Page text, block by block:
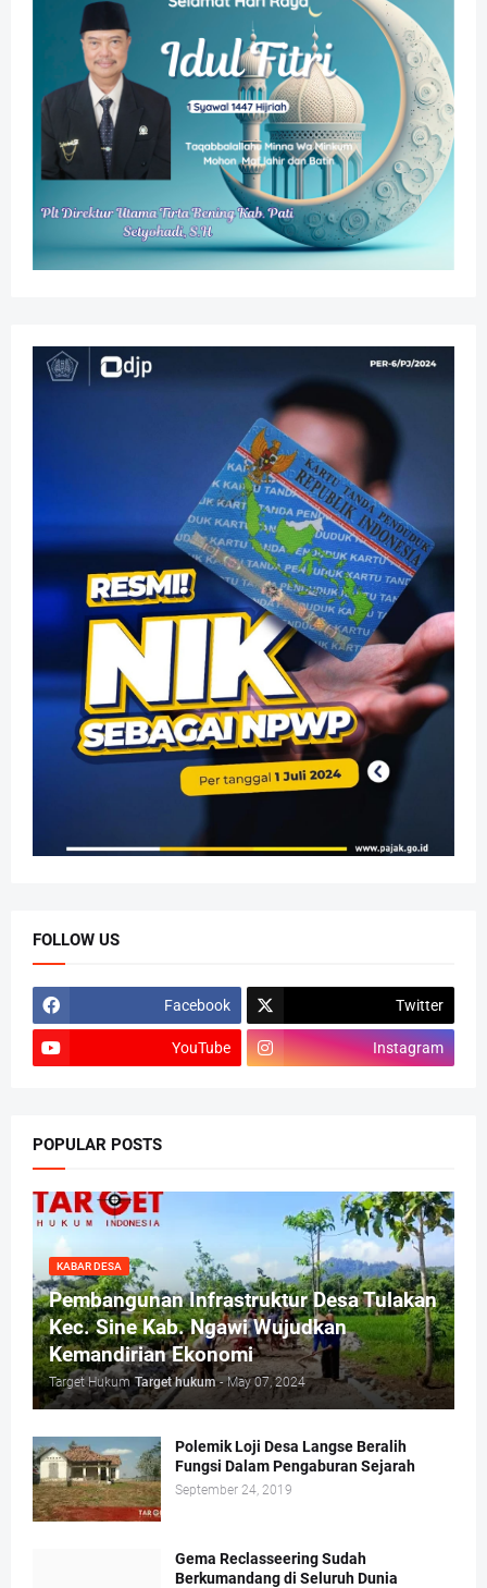
FOLLOW US
Facebook Twitter
YouTube Instagram
POPULAR POSTS
KABAR DESA
Pembangunan Infrastruktur Desa Tulakan
Kec. Sine Kab. Ngawi Wujudkan
Kemandirian Ekonomi
Target Hukum Target hukum - May 07, 2024
Polemik Loji Desa Langse Beralih
Fungsi Dalam Pengaburan Sejarah
September 24, 2019
Gema Reclasseering Sudah
Berkumandang di Seluruh Dunia